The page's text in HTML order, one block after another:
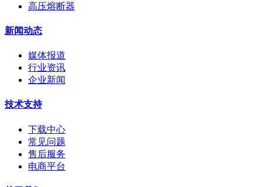
高压熔断器
新闻动态
媒体报道
行业资讯
企业新闻
技术支持
下载中心
常见问题
售后服务
电商平台